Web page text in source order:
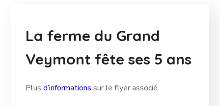
La ferme du Grand
Veymont fête ses 5 ans
Plusd’informations sur le flyer associé